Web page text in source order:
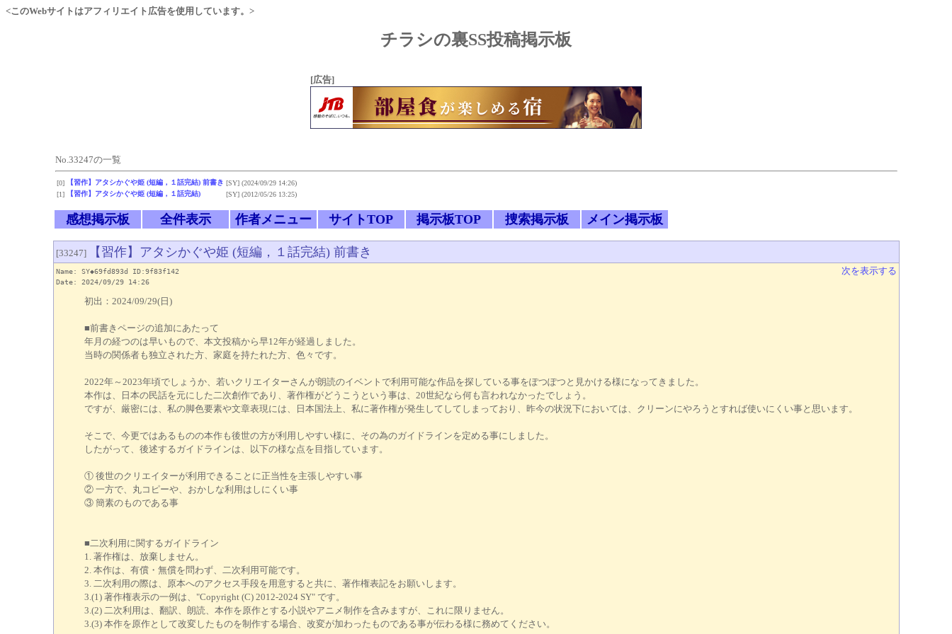
<このWebサイトはアフィリエイト広告を使用しています。>
チラシの裏SS投稿掲示板
[広告]
No.33247の一覧
[0] 【習作】アタシかぐや姫 (短編，１話完結) 前書き [SY] (2024/09/29 14:26)
[1]
【習作】アタシかぐや姫 (短編，１話完結) [SY] (2012/05/26 13:25)
感想掲示板 全件表示 作者メニュー サイトTOP 掲示板TOP 捜索掲示板 メイン掲示板
[33247] 【習作】アタシかぐや姫 (短編，１話完結) 前書き
Name: SY◆69fd893d ID:9f83f142 次を表示する
Date: 2024/09/29 14:26
初出：2024/09/29(日)
■前書きページの追加にあたって
年月の経つのは早いもので、本文投稿から早12年が経過しました。
当時の関係者も独立された方、家庭を持たれた方、色々です。
2022年～2023年頃でしょうか、若いクリエイターさんが朗読のイベントで利用可能な作品を探している事をぽつぽつと見かける様になってきました。
本作は、日本の民話を元にした二次創作であり、著作権がどうこうという事は、20世紀なら何も言われなかったでしょう。
ですが、厳密には、私の脚色要素や文章表現には、日本国法上、私に著作権が発生してしてしまっており、昨今の状況下においては、クリーンにやろうとすれば使いにくい事と思います。
そこで、今更ではあるものの本作も後世の方が利用しやすい様に、その為のガイドラインを定める事にしました。
したがって、後述するガイドラインは、以下の様な点を目指しています。
① 後世のクリエイターが利用できることに正当性を主張しやすい事
② 一方で、丸コピーや、おかしな利用はしにくい事
③ 簡素のものである事
■二次利用に関するガイドライン
1. 著作権は、放棄しません。
2. 本作は、有償・無償を問わず、二次利用可能です。
3. 二次利用の際は、原本へのアクセス手段を用意すると共に、著作権表記をお願いします。
3.(1) 著作権表示の一例は、"Copyright (C) 2012-2024 SY" です。
3.(2) 二次利用は、翻訳、朗読、本作を原作とする小説やアニメ制作を含みますが、これに限りません。
3.(3) 本作を原作として改変したものを制作する場合、改変が加わったものである事が伝わる様に務めてください。